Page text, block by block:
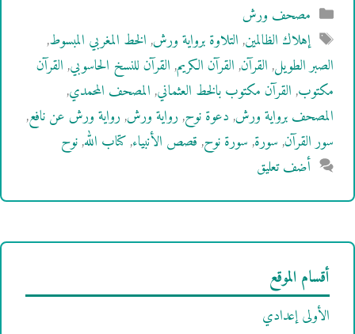
التصنيفات
مصحف ورش
الوسوم
إهلاك الظالمين,التلاوة برواية ورش,الخط المغربي المبسوط,
الصبر الطويل,القرآن,القرآن الكريم,القرآن للنسخ الحاسوبي,القرآن
مكتوب,القرآن مكتوب بالخط العثماني,المصحف المحمدي,
المصحف برواية ورش,دعوة نوح,رواية ورش,رواية ورش عن نافع,
سور القرآن,سورة,سورة نوح,قصص الأنبياء,كتاب الله,نوح
أضف تعليق
أقسام الموقع
الأولى إعدادي